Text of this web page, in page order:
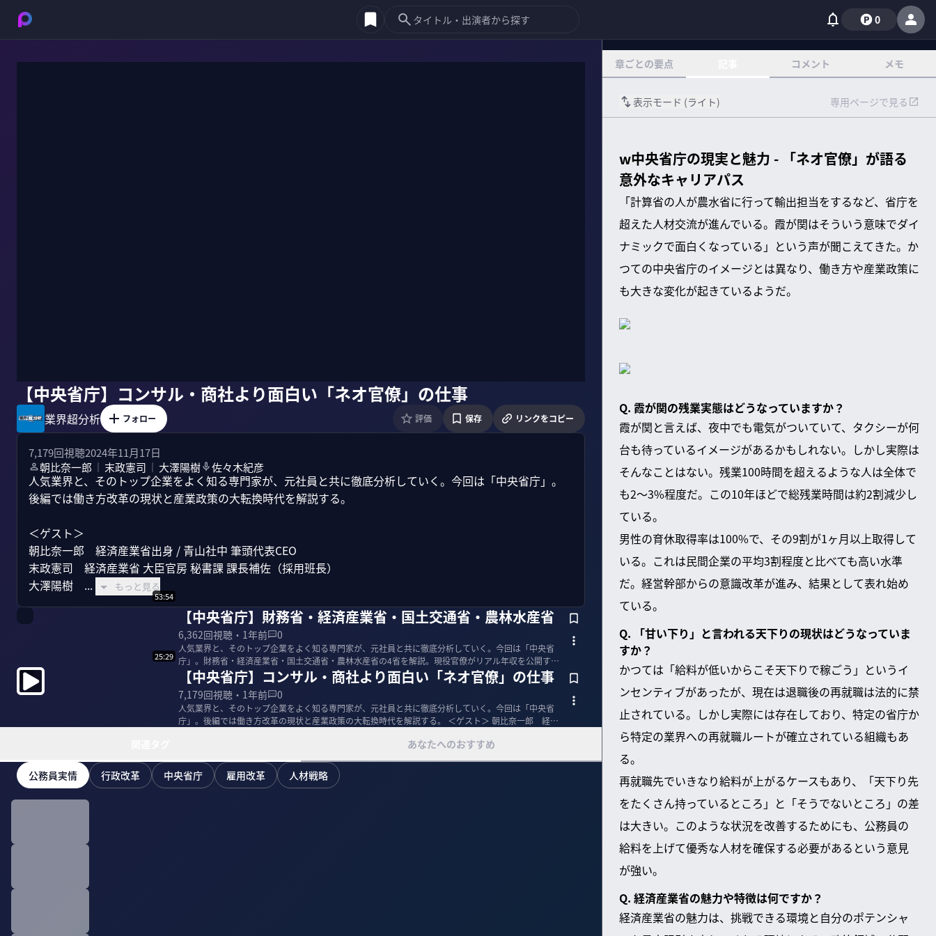
0
【中央省庁】コンサル・商社より面白い「ネオ官僚」の仕事
業界超分析 フォロー 評価 保存 リンクをコピー
7,179回視聴2024年11月17日
朝比奈一郎 ｜ 末政憲司 ｜ 大澤陽樹 佐々木紀彦
人気業界と、そのトップ企業をよく知る専門家が、元社員と共に徹底分析していく。今回は「中央省庁」。
後編では働き方改革の現状と産業政策の大転換時代を解説する。
＜ゲスト＞
朝比奈一郎　経済産業省出身 / 青山社中 筆頭代表CEO
末政憲司　経済産業省 大臣官房 秘書課 課長補佐（採用班長）
大澤陽樹　...
もっと見る
53:54
【中央省庁】財務省・経済産業省・国土交通省・農林水産省
6,362回視聴・ 1年前 0
人気業界と、そのトップ企業をよく知る専門家が、元社員と共に徹底分析していく。今回は「中央省
庁」。財務省・経済産業省・国土交通省・農林水産省の4省を解説。現役官僚がリアル年収を公開す
る。 ＜ゲスト＞ ...
25:29
【中央省庁】コンサル・商社より面白い「ネオ官僚」の仕事
7,179回視聴・ 1年前 0
人気業界と、そのトップ企業をよく知る専門家が、元社員と共に徹底分析していく。今回は「中央省
庁」。後編では働き方改革の現状と産業政策の大転換時代を解説する。 ＜ゲスト＞ 朝比奈一郎 経済
あなたへのおすすめ
公務員実情 行政改革 中央省庁 雇用改革 人材戦略
章ごとの要点 コメント メモ
表示モード (ライト) 専用ページで見る
w中央省庁の現実と魅力 - 「ネオ官僚」が語る
意外なキャリアパス
「計算省の人が農水省に行って輸出担当をするなど、省庁を
超えた人材交流が進んでいる。霞が関はそういう意味でダイ
ナミックで面白くなっている」という声が聞こえてきた。か
つての中央省庁のイメージとは異なり、働き方や産業政策に
も大きな変化が起きているようだ。
Q. 霞が関の残業実態はどうなっていますか？
霞が関と言えば、夜中でも電気がついていて、タクシーが何
台も待っているイメージがあるかもしれない。しかし実際は
そんなことはない。残業100時間を超えるような人は全体で
も2〜3%程度だ。この10年ほどで総残業時間は約2割減少し
ている。
男性の育休取得率は100%で、その9割が1ヶ月以上取得して
いる。これは民間企業の平均3割程度と比べても高い水準
だ。経営幹部からの意識改革が進み、結果として表れ始め
ている。
Q. 「甘い下り」と言われる天下りの現状はどうなっていま
すか？
かつては「給料が低いからこそ天下りで稼ごう」というイ
ンセンティブがあったが、現在は退職後の再就職は法的に禁
止されている。しかし実際には存在しており、特定の省庁か
ら特定の業界への再就職ルートが確立されている組織もあ
る。
再就職先でいきなり給料が上がるケースもあり、「天下り先
をたくさん持っているところ」と「そうでないところ」の差
は大きい。このような状況を改善するためにも、公務員の
給料を上げて優秀な人材を確保する必要があるという意見
が強い。
Q. 経済産業省の魅力や特徴は何ですか？
経済産業省の魅力は、挑戦できる環境と自分のポテンシャ